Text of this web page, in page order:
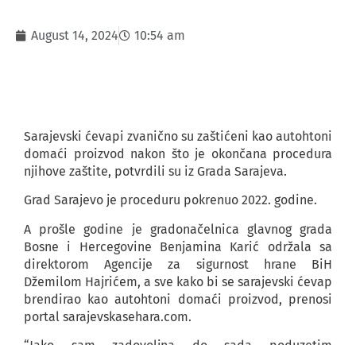
August 14, 2024 10:54 am
Sarajevski ćevapi zvanično su zaštićeni kao autohtoni
domaći proizvod nakon što je okončana procedura
njihove zaštite, potvrdili su iz Grada Sarajeva.
Grad Sarajevo je proceduru pokrenuo 2022. godine.
A prošle godine je gradonačelnica glavnog grada
Bosne i Hercegovine Benjamina Karić održala sa
direktorom Agencije za sigurnost hrane BiH
Džemilom Hajrićem, a sve kako bi se sarajevski ćevap
brendirao kao autohtoni domaći proizvod, prenosi
portal sarajevskasehara.com.